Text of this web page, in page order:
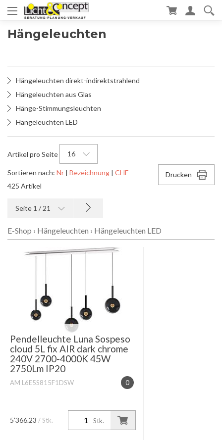
Hängeleuchten
Hängeleuchten direkt-indirektstrahlend
Hängeleuchten aus Glas
Hänge-Stimmungsleuchten
Hängeleuchten LED
Artikel pro Seite 16
Drucken
Sortieren nach: Nr | Bezeichnung | CHF
425 Artikel
Seite 1 / 21
E-Shop › Hängeleuchten › Hängeleuchten LED
Pendelleuchte Luna Sospeso
cloud 5L fix AIR dark chrome
240V 2700-4000K 45W
2750Lm IP20
0
AM L6E5S815F1DSW
Stk.
5’366.23 / Stk.